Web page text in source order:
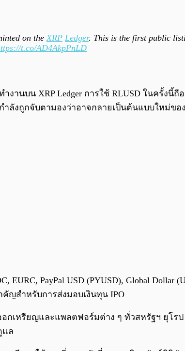
on theXRP Ledger. This is the first public
t.co/AD4AkpPnLD
ำงานบน XRP Ledger การใช้ RLUSD ในครั้ง
ลังถูกจับตามองว่าอาจกลายเป็นต้นแบบใหม่ข
PayPal USD (PYUSD), Global Dollar
คัญสำหรับการส่งมอบเงินทุน IPO
อกเหรียญและแพลตฟอร์มต่าง ๆ ทั่วสหรัฐฯ ยุโร
แล